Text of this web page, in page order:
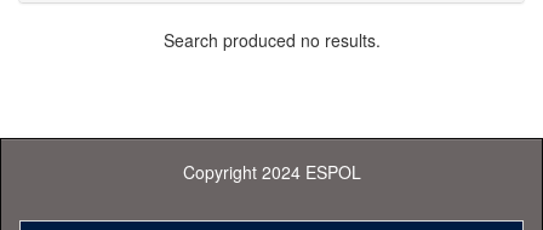
Search produced no results.
Copyright 2024 ESPOL